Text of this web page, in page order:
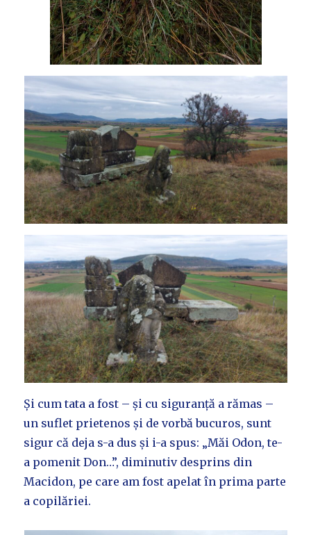
Și cum tata a fost – și cu siguranță a rămas –
un suflet prietenos și de vorbă bucuros, sunt
sigur că deja s-a dus și i-a spus: „Măi Odon, te-
a pomenit Don…”, diminutiv desprins din
Macidon, pe care am fost apelat în prima parte
a copilăriei.